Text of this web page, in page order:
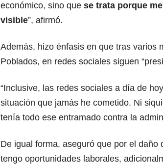
económico, sino que se trata porque
visible”, afirmó.
Además, hizo énfasis en que tras varios
Poblados, en redes sociales siguen
“Inclusive, las redes sociales a día de
situación que jamás he cometido. Ni
tenía todo ese entramado contra la
De igual forma, aseguró que por el daño
tengo oportunidades laborales,